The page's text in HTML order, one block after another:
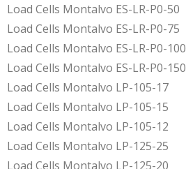
Load Cells Montalvo ES-LR-P0-50
Load Cells Montalvo ES-LR-P0-75
Load Cells Montalvo ES-LR-P0-100
Load Cells Montalvo ES-LR-P0-150
Load Cells Montalvo LP-105-17
Load Cells Montalvo LP-105-15
Load Cells Montalvo LP-105-12
Load Cells Montalvo LP-125-25
Load Cells Montalvo LP-125-20